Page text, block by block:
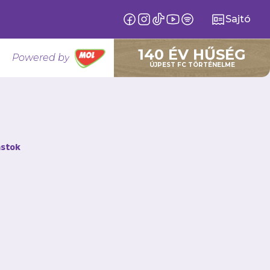
Sajtó
Powered by 140 ÉV HŰSÉG
ÚJPEST FC TÖRTÉNELME